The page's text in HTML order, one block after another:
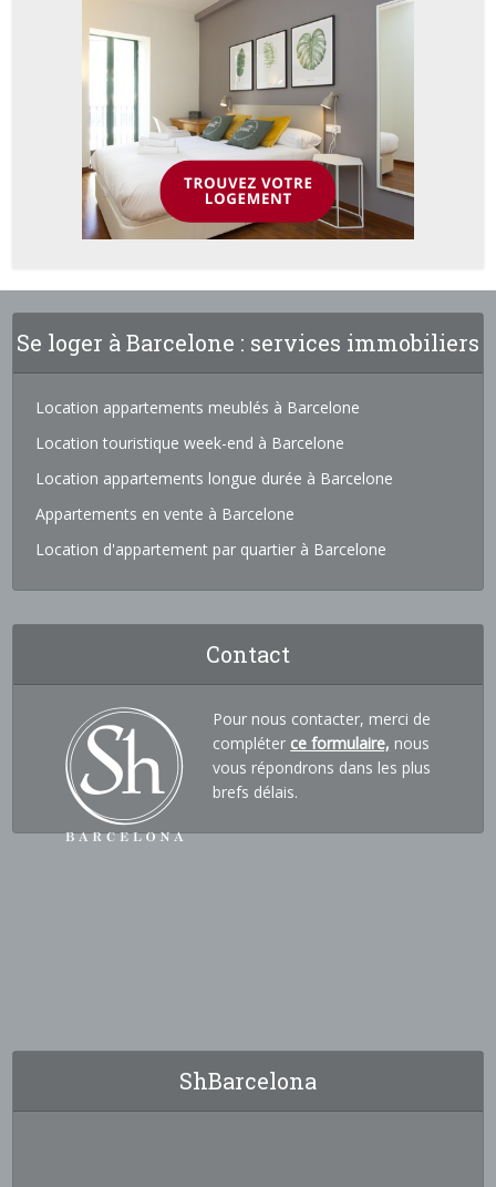
Se loger à Barcelone : services immobiliers
Location appartements meublés à Barcelone
Location touristique week-end à Barcelone
Location appartements longue durée à Barcelone
Appartements en vente à Barcelone
Location d'appartement par quartier à Barcelone
Contact
Pour nous contacter, merci de
compléter ce formulaire, nous
vous répondrons dans les plus
brefs délais.
ShBarcelona